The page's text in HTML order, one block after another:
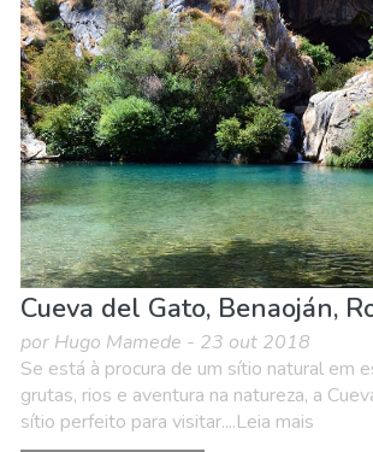
Crianças & família
Desportos e
Eventos locais
Museu & Arte
Noite
Onde ficar Praias
Cueva del Gato, Benaoján,
por Hugo Mamede - 23 out 2018
Se está à procura de um sítio natural em
grutas, rios e aventura na natureza, a
sítio perfeito para visitar....Leia mais